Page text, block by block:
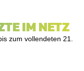
IM NETZ
zum vollendeten 21.